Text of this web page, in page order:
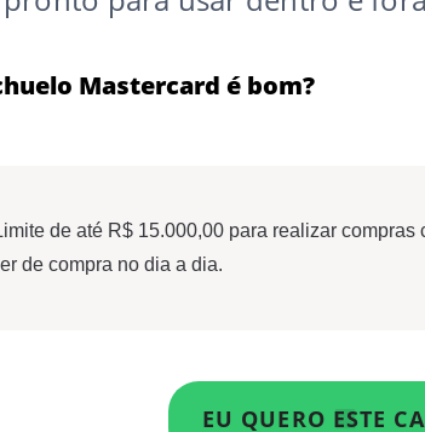
Mastercard é bom?
de até R$ 15.000,00 para realizar
de compra no dia a dia.
EU QUERO ESTE